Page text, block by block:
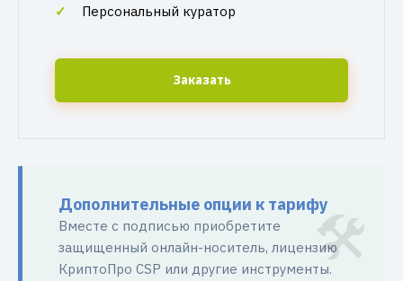
Персональный куратор
Заказать
Дополнительные опции к тарифу
Вместе с подписью приобретите
защищенный онлайн-носитель, лицензию
КриптоПро CSP или другие инструменты.